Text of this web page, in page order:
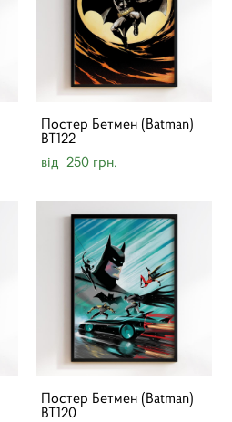
Постер Бетмен (Batman)
BT122
від 250 грн.
Постер Бетмен (Batman)
BT120